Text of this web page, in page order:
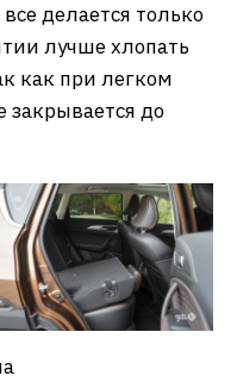
делается только
лучше хлопать
как при легком
закрывается до